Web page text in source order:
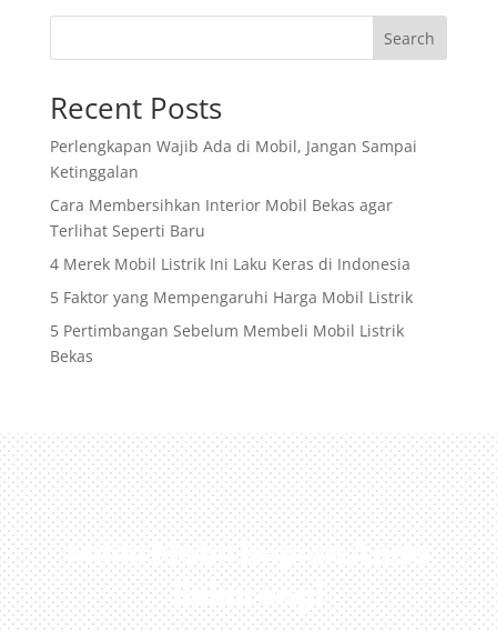
Search
Recent Posts
Perlengkapan Wajib Ada di Mobil, Jangan Sampai
Ketinggalan
Cara Membersihkan Interior Mobil Bekas agar
Terlihat Seperti Baru
4 Merek Mobil Listrik Ini Laku Keras di Indonesia
5 Faktor yang Mempengaruhi Harga Mobil Listrik
5 Pertimbangan Sebelum Membeli Mobil Listrik
Bekas
Miliki Mobil Impian Anda
Sekarang!